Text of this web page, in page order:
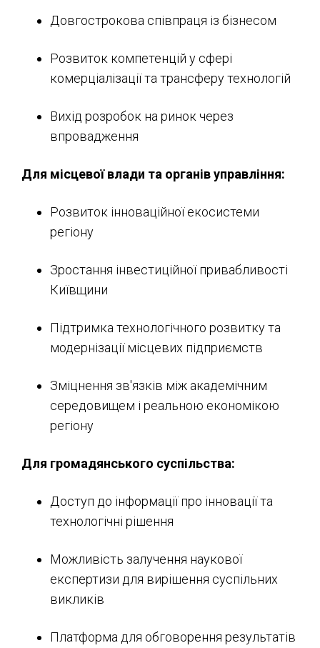
Довгострокова співпраця із бізнесом
Розвиток компетенцій у сфері
комерціалізації та трансферу технологій
Вихід розробок на ринок через
впровадження
Для місцевої влади та органів управління:
Розвиток інноваційної екосистеми
регіону
Зростання інвестиційної привабливості
Київщини
Підтримка технологічного розвитку та
модернізації місцевих підприємств
Зміцнення зв'язків між академічним
середовищем і реальною економікою
регіону
Для громадянського суспільства:
Доступ до інформації про інновації та
технологічні рішення
Можливість залучення наукової
експертизи для вирішення суспільних
викликів
Платформа для обговорення результатів